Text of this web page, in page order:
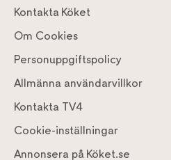
Kontakta Köket
Om Cookies
Personuppgiftspolicy
Allmänna användarvillkor
Kontakta TV4
Cookie-inställningar
Annonsera på Köket.se